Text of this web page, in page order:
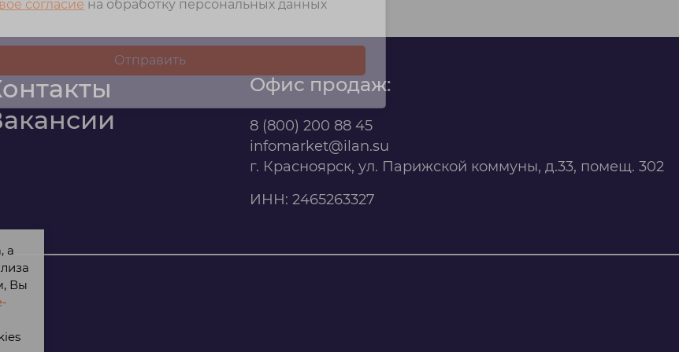
Офис продаж:
8 (800) 200 88 45
infomarket@ilan.su
г. Красноярск, ул. Парижской коммуны, д.33, помещ. 302
ИНН: 2465263327
согласие на обработку персональных данных
а
Вы